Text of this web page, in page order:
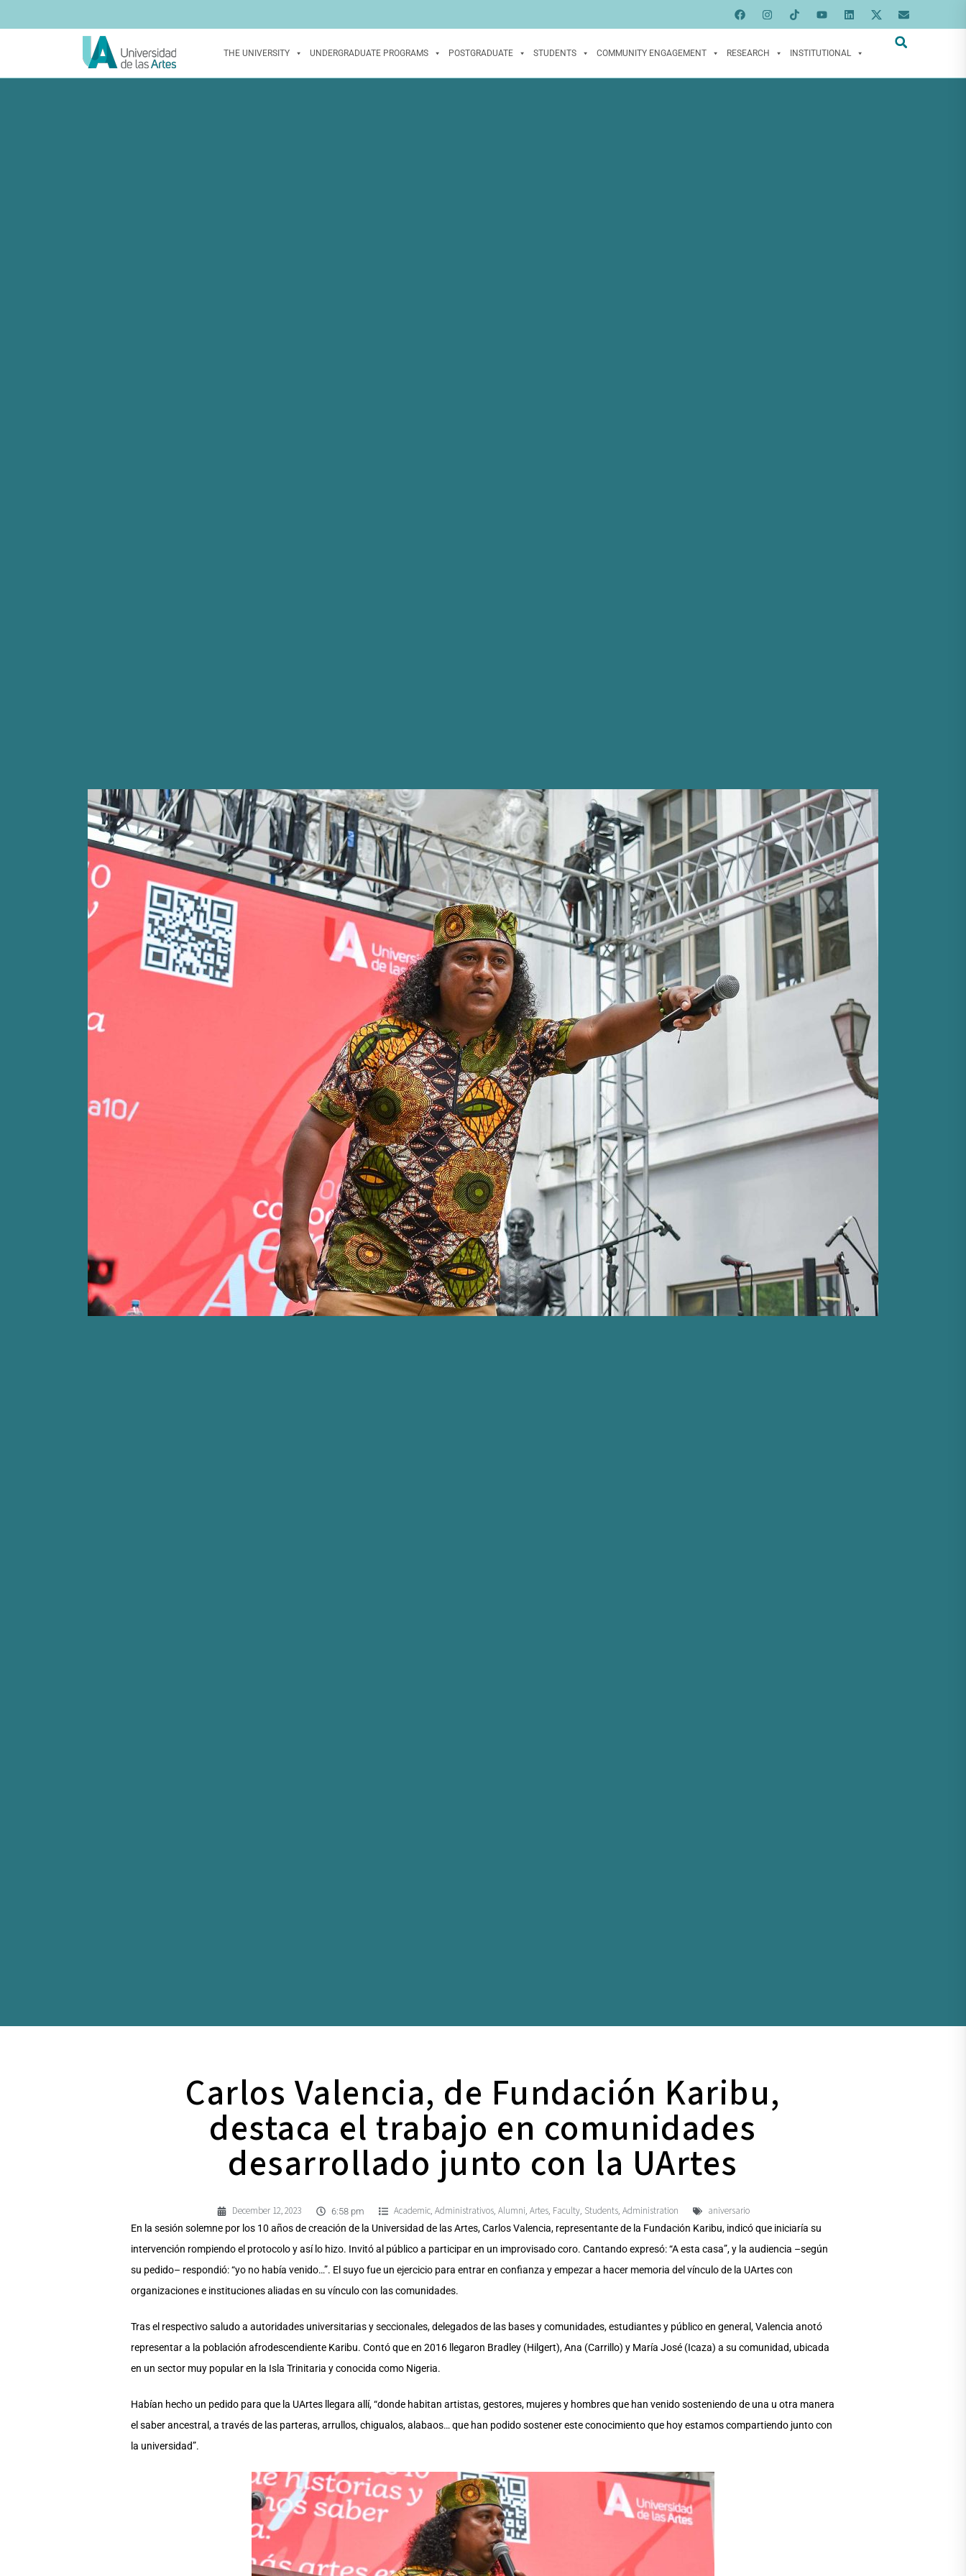
THE UNIVERSITY UNDERGRADUATE PROGRAMS POSTGRADUATE STUDENTS COMMUNITY ENGAGEMENT RESEARCH INSTITUTIONAL
Carlos Valencia, de Fundación Karibu,
destaca el trabajo en comunidades
desarrollado junto con la UArtes
December 12, 2023 6:58 pm Academic, Administrativos, Alumni, Artes, Faculty, Students, Administration aniversario
En la sesión solemne por los 10 años de creación de la Universidad de las Artes, Carlos Valencia, representante de la Fundación Karibu, indicó que iniciaría su
intervención rompiendo el protocolo y así lo hizo. Invitó al público a participar en un improvisado coro. Cantando expresó: “A esta casa”, y la audiencia –según
su pedido– respondió: “yo no había venido…”. El suyo fue un ejercicio para entrar en confianza y empezar a hacer memoria del vínculo de la UArtes con
organizaciones e instituciones aliadas en su vínculo con las comunidades.
Tras el respectivo saludo a autoridades universitarias y seccionales, delegados de las bases y comunidades, estudiantes y público en general, Valencia anotó
representar a la población afrodescendiente Karibu. Contó que en 2016 llegaron Bradley (Hilgert), Ana (Carrillo) y María José (Icaza) a su comunidad, ubicada
en un sector muy popular en la Isla Trinitaria y conocida como Nigeria.
Habían hecho un pedido para que la UArtes llegara allí, “donde habitan artistas, gestores, mujeres y hombres que han venido sosteniendo de una u otra manera
el saber ancestral, a través de las parteras, arrullos, chigualos, alabaos… que han podido sostener este conocimiento que hoy estamos compartiendo junto con
la universidad”.